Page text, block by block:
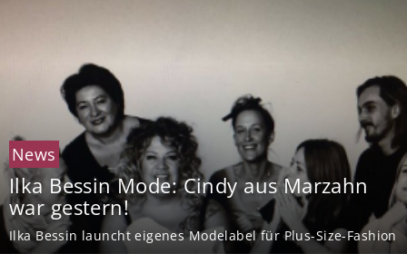
News
Ilka Bessin Mode: Cindy aus Marzahn
war gestern!
Ilka Bessin launcht eigenes Modelabel für Plus-Size-Fashion